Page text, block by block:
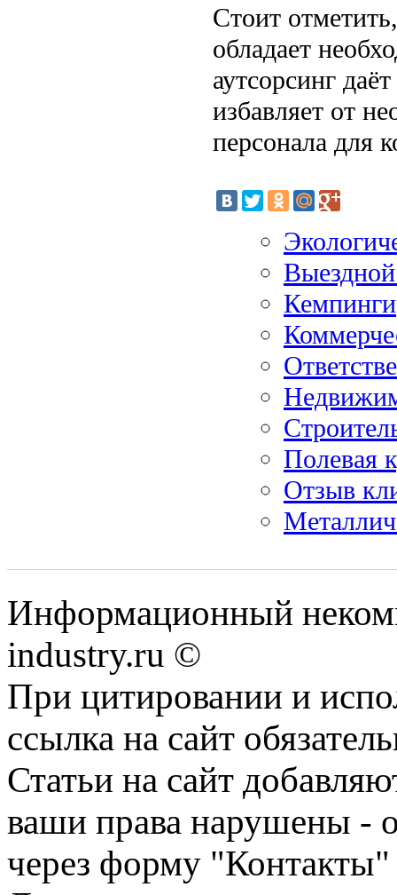
Стоит
обладает
аутсорсинг
избавляет от
персонала для
Кемпинги
Полевая
Отзыв
Информационный
industry.ru ©
При цитировании и
ссылка на сайт
Статьи на сайт
ваши права нарушены -
через форму "Контакты"